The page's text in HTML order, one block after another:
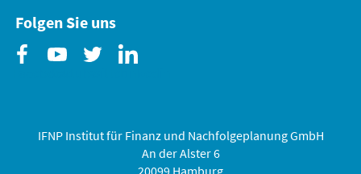
Folgen Sie uns
IFNP Institut für Finanz und Nachfolgeplanung GmbH
An der Alster 6